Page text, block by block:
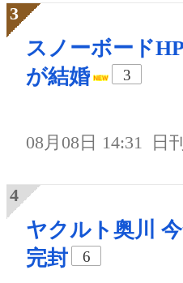
スノーボード
が結婚
3
08月08日 14:31 日
ヤクルト奥川
完封
6